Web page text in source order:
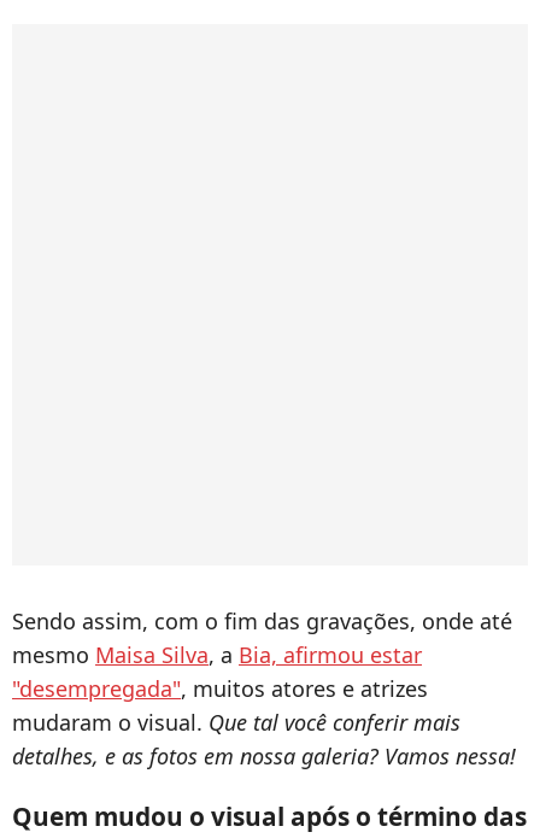
Sendo assim, com o fim das gravações, onde até
mesmo Maisa Silva, a Bia, afirmou estar
"desempregada", muitos atores e atrizes
mudaram o visual. Que tal você conferir mais
detalhes, e as fotos em nossa galeria? Vamos nessa!
Quem mudou o visual após o término das